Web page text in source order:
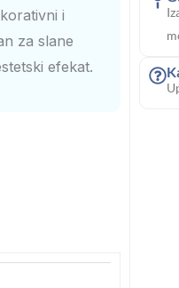
i
za slane
efekat.